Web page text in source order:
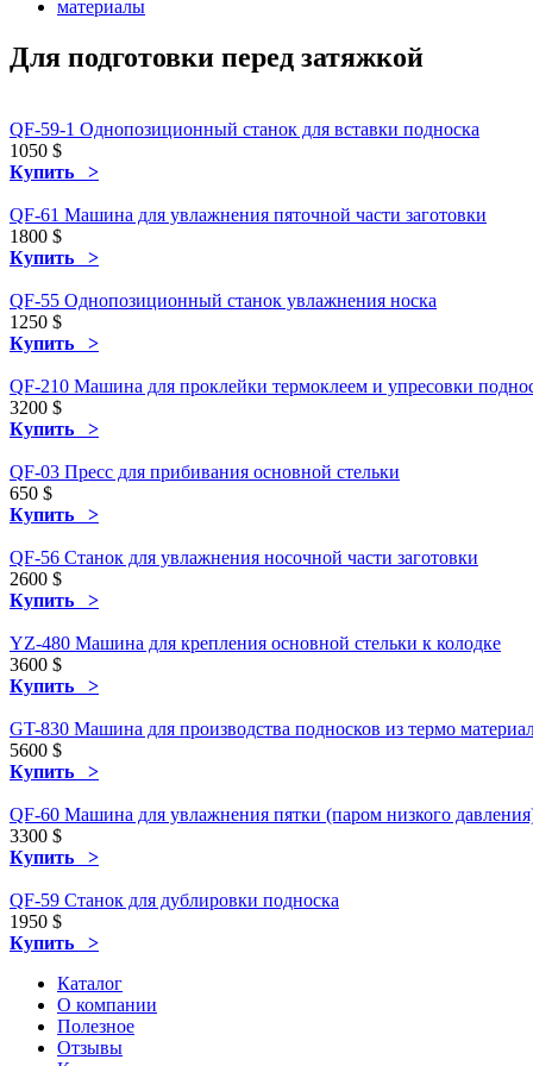
материалы
Для подготовки перед затяжкой
QF-59-1 Однопозиционный станок для вставки подноска
1050 $
Купить >
QF-61 Машина для увлажнения пяточной части заготовки
1800 $
Купить >
QF-55 Однопозиционный станок увлажнения носка
1250 $
Купить >
QF-210 Машина для проклейки термоклеем и упресовки
3200 $
Купить >
QF-03 Пресс для прибивания основной стельки
650 $
Купить >
QF-56 Станок для увлажнения носочной части заготовки
2600 $
Купить >
YZ-480 Машина для крепления основной стельки к колодке
3600 $
Купить >
GT-830 Машина для производства подносков из термо
5600 $
Купить >
QF-60 Машина для увлажнения пятки (паром низкого
3300 $
Купить >
QF-59 Станок для дублировки подноска
1950 $
Купить >
Каталог
О компании
Полезное
Отзывы